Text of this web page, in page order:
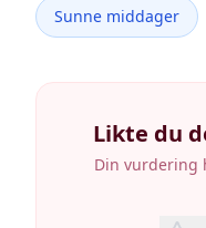
Sunne middager
Likte du
Din vurdering